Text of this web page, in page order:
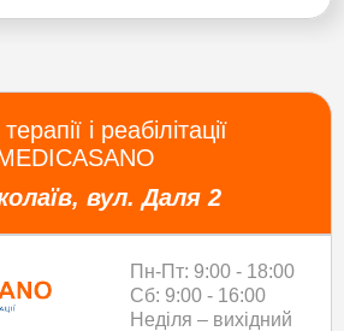
і реабілітації
вул. Даля 2
Пн-Пт: 9:00 - 18:00
Сб: 9:00 - 16:00
Неділя – вихідний